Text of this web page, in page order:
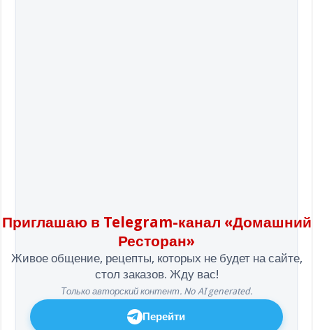
Приглашаю в Telegram-канал «Домашний
Ресторан»
Живое общение, рецепты, которых не будет на сайте,
стол заказов. Жду вас!
Только авторский контент. No AI generated.
Перейти